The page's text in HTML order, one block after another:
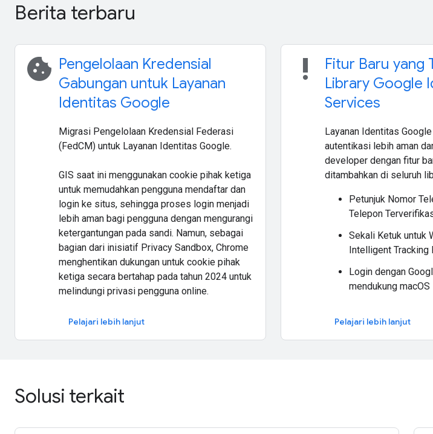
Berita terbaru
cookie Pengelolaan Kredensial
Gabungan untuk Layanan
Identitas Google
Migrasi Pengelolaan Kredensial Federasi
(FedCM) untuk Layanan Identitas Google.
GIS saat ini menggunakan cookie pihak ketiga
untuk memudahkan pengguna mendaftar dan
login ke situs, sehingga proses login menjadi
lebih aman bagi pengguna dengan mengurangi
ketergantungan pada sandi. Namun, sebagai
bagian dari inisiatif Privacy Sandbox, Chrome
menghentikan dukungan untuk cookie pihak
ketiga secara bertahap pada tahun 2024 untuk
melindungi privasi pengguna online.
Pelajari lebih lanjut
priority_high
Fitur Baru yang
Library Google
Services
Layanan Identitas
autentikasi lebih aman
developer dengan fitur
ditambahkan di seluruh
Petunjuk Nomor
Telepon
Sekali Ketuk untuk
Intelligent Tracking
Login dengan
mendukung macOS
Pelajari lebih lanjut
Solusi terkait